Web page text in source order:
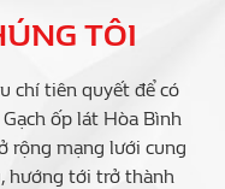
TÔI
chí tiên quyết để có
ốp lát Hòa Bình
rộng mạng lưới cung
hướng tới trở thành